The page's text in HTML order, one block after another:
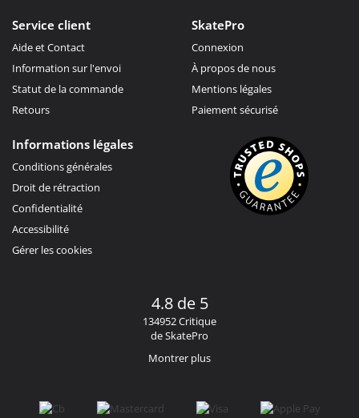
Service client
Aide et Contact
Information sur l'envoi
Statut de la commande
Retours
SkatePro
Connexion
À propos de nous
Mentions légales
Paiement sécurisé
Informations légales
Conditions générales
Droit de rétraction
Confidentialité
Accessibilité
Gérer les cookies
4.8 de 5
134952 Critique
de SkatePro
Montrer plus